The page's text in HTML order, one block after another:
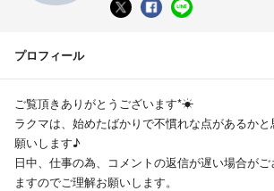
プロフィール
ご覧頂きありがとうございます*☀︎
ラクマは、始めたばかりで不慣れな点があるか
願いします♪
日中、仕事の為、コメントの返信が遅い場合が
ますのでご理解お願いします。